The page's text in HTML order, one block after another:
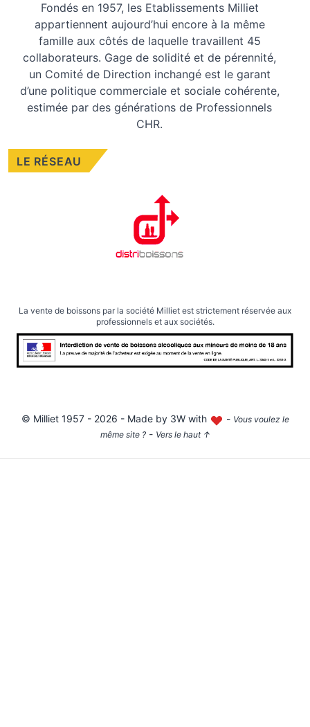
Fondés en 1957, les Etablissements Milliet
appartiennent aujourd’hui encore à la même
famille aux côtés de laquelle travaillent 45
collaborateurs. Gage de solidité et de pérennité,
un Comité de Direction inchangé est le garant
d’une politique commerciale et sociale cohérente,
estimée par des générations de Professionnels
CHR.
LE RÉSEAU
La vente de boissons par la société Milliet est strictement réservée aux
professionnels et aux sociétés.
© Milliet1957 - 2026 - Made by 3W with - Vous voulez le
même site ?- Vers le haut ↑